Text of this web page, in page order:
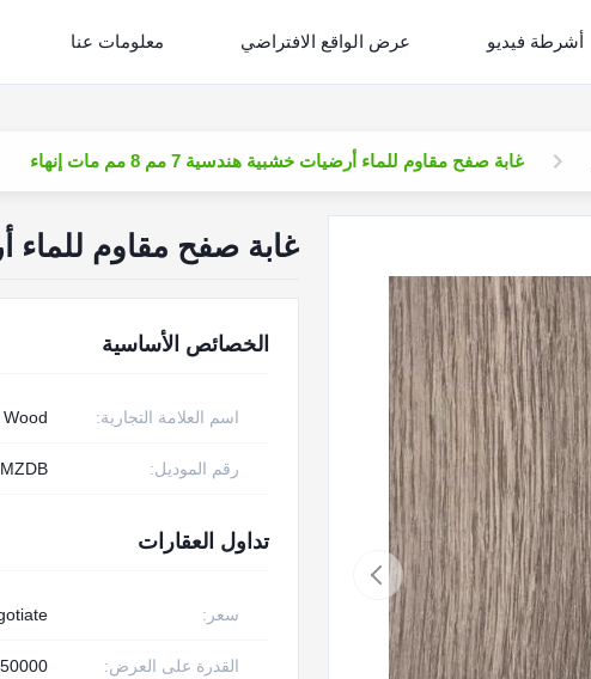
أشرطة فيديو عرض الواقع الافتراضي معلومات عنا
غابة صفح مقاوم للماء أرضيات خشبية هندسية 7 مم 8 مم مات إنهاء
غابة صفح مقاوم للماء أرضيات
الخصائص الأساسية
اسم العلامة التجارية:
رقم الموديل: MZDB
تداول العقارات
سعر:
القدرة على العرض: 50000 قطعة أسبوع